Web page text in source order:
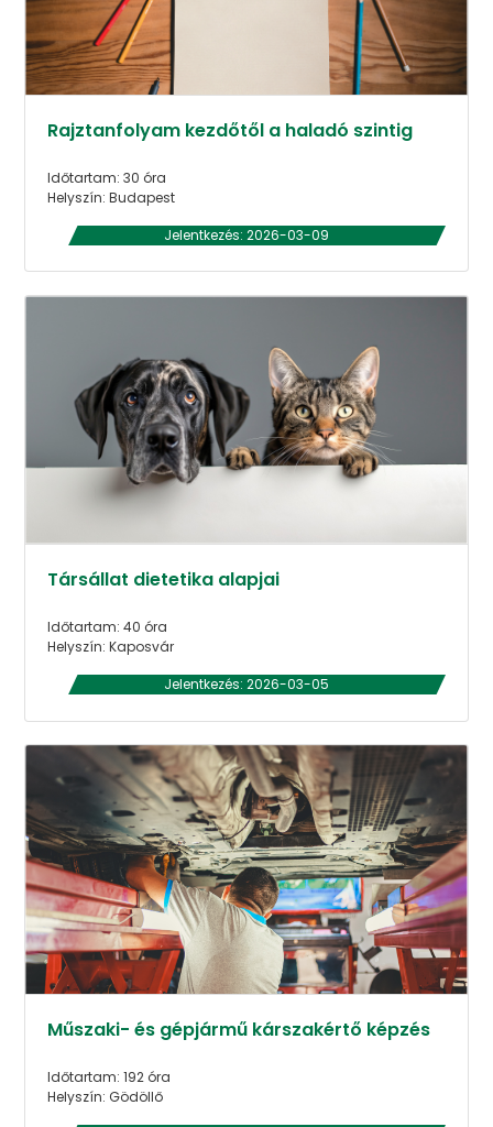
Rajztanfolyam kezdőtől a haladó szintig
Időtartam: 30 óra
Helyszín: Budapest
Jelentkezés: 2026-03-09
Társállat dietetika alapjai
Időtartam: 40 óra
Helyszín: Kaposvár
Jelentkezés: 2026-03-05
Műszaki- és gépjármű kárszakértő képzés
Időtartam: 192 óra
Helyszín: Gödöllő